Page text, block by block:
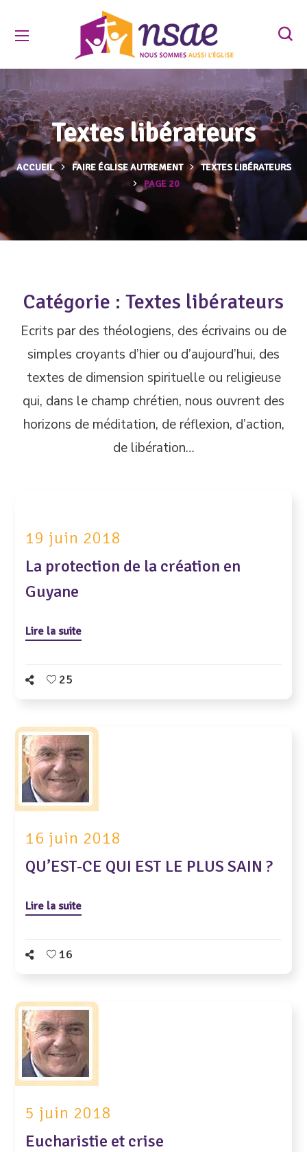
Textes libérateurs
ACCUEIL FAIRE ÉGLISE AUTREMENT
TEXTES LIBÉRATEURS
PAGE 20
Catégorie : Textes libérateurs
Ecrits par des théologiens, des écrivains ou de
simples croyants d’hier ou d’aujourd’hui, des
textes de dimension spirituelle ou religieuse
qui, dans le champ chrétien, nous ouvrent des
horizons de méditation, de réflexion, d’action,
de libération…
19 juin 2018
La protection de la création en
Guyane
Lire la suite
25
16 juin 2018
QU’EST-CE QUI EST LE PLUS SAIN ?
Lire la suite
16
5 juin 2018
Eucharistie et crise